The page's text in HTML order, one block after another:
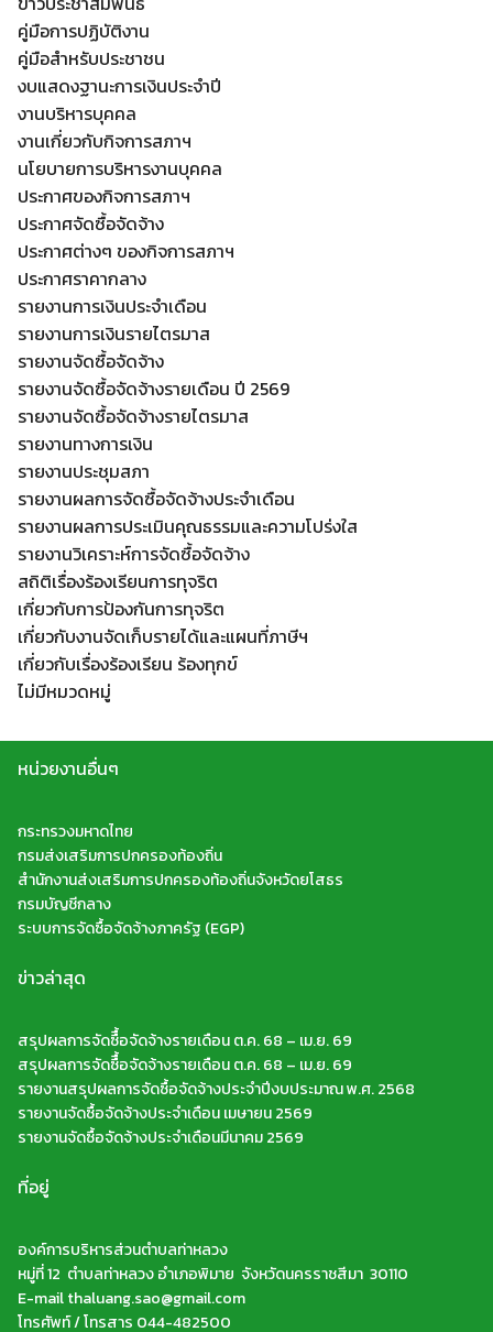
Search
for:
Search
คู่มือการปฏิบัติงาน
คู่มือสำหรับประชาชน
งบแสดงฐานะการเงินประจำปี
งานบริหารบุคคล
งานเกี่ยวกับกิจการสภาฯ
นโยบายการบริหารงานบุคคล
ประกาศของกิจการสภาฯ
ประกาศจัดซื้อจัดจ้าง
ประกาศต่างๆ ของกิจการสภาฯ
ประกาศราคากลาง
รายงานการเงินประจำเดือน
รายงานการเงินรายไตรมาส
รายงานจัดซื้อจัดจ้าง
รายงานจัดซื้อจัดจ้างรายเดือน ปี 2569
รายงานจัดซื้อจัดจ้างรายไตรมาส
รายงานทางการเงิน
รายงานประชุมสภา
รายงานผลการจัดซื้อจัดจ้างประจำเดือน
รายงานผลการประเมินคุณธรรมและความโปร่งใส
รายงานวิเคราะห์การจัดซื้อจัดจ้าง
สถิติเรื่องร้องเรียนการทุจริต
เกี่ยวกับการป้องกันการทุจริต
เกี่ยวกับงานจัดเก็บรายได้และแผนที่ภาษีฯ
เกี่ยวกับเรื่องร้องเรียน ร้องทุกข์
ไม่มีหมวดหมู่
หน่วยงานอื่นๆ
กระทรวงมหาดไทย
กรมส่งเสริมการปกครองท้องถิ่น
สำนักงานส่งเสริมการปกครองท้องถิ่นจังหวัดยโสธร
กรมบัญชีกลาง
ระบบการจัดซื้อจัดจ้างภาครัฐ (EGP)
ข่าวล่าสุด
สรุปผลการจัดซืื้อจัดจ้างรายเดือน ต.ค. 68 – เม.ย. 69
สรุปผลการจัดซืื้อจัดจ้างรายเดือน ต.ค. 68 – เม.ย. 69
รายงานสรุปผลการจัดซื้อจัดจ้างประจำปีงบประมาณ พ.ศ. 2568
รายงานจัดซื้อจัดจ้างประจำเดือน เมษายน 2569
รายงานจัดซื้อจัดจ้างประจำเดือนมีนาคม 2569
ที่อยู่
องค์การบริหารส่วนตำบลท่าหลวง
หมู่ที่ 12 ตำบลท่าหลวง อำเภอพิมาย จังหวัดนครราชสีมา 30110
E-mail thaluang.sao@gmail.com
โทรศัพท์ / โทรสาร 044-482500